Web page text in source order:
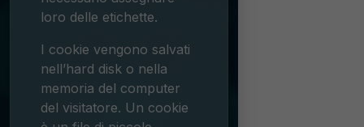
loro delle etichette.
I cookie vengono salvati
nell’hard disk o nella
memoria del computer
del visitatore. Un cookie